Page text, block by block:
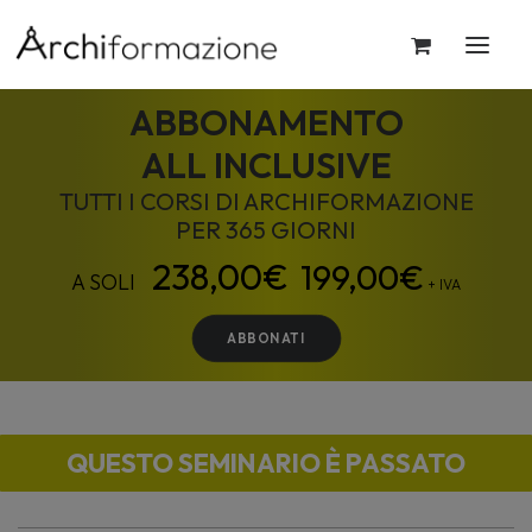
ABBONAMENTO
ALL INCLUSIVE
TUTTI I CORSI DI ARCHIFORMAZIONE
PER 365 GIORNI
199,00€ + IVA
ABBONATI
QUESTO SEMINARIO È PASSATO